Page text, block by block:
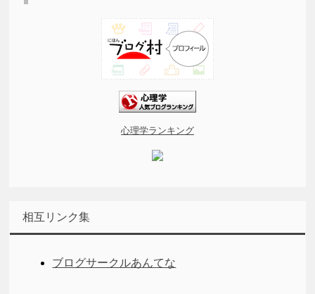
心理学ランキング
相互リンク集
ブログサークルあんてな